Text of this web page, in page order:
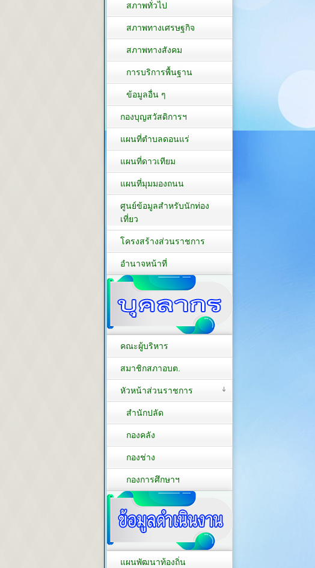
สภาพทั่วไป
สภาพทางเศรษฐกิจ
สภาพทางสังคม
การบริการพื้นฐาน
ข้อมูลอื่น ๆ
กองบุญสวัสดิการฯ
แผนที่ตำบลดอนแร่
แผนที่ดาวเทียม
แผนที่มุมมองถนน
ศูนย์ข้อมูลสำหรับนักท่อง
เที่ยว
โครงสร้างส่วนราชการ
อำนาจหน้าที่
คณะผู้บริหาร
สมาชิกสภาอบต.
หัวหน้าส่วนราชการ
สำนักปลัด
กองคลัง
กองช่าง
กองการศึกษาฯ
แผนพัฒนาท้องถิ่น